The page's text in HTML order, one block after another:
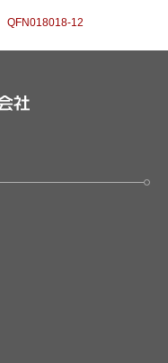
QFN018018-12